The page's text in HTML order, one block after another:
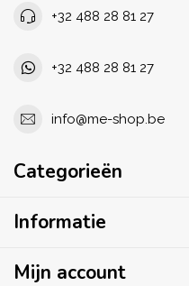
+32 488 28 81 27
+32 488 28 81 27
info@me-shop.be
Categorieën
Informatie
Mijn account